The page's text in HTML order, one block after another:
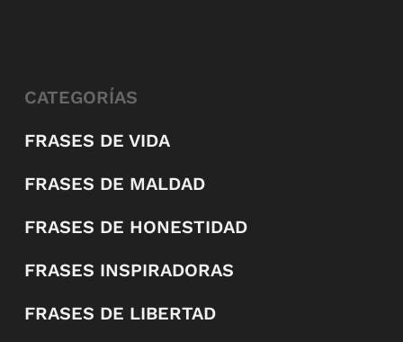
CATEGORÍAS
FRASES DE VIDA
FRASES DE MALDAD
FRASES DE HONESTIDAD
FRASES INSPIRADORAS
FRASES DE LIBERTAD